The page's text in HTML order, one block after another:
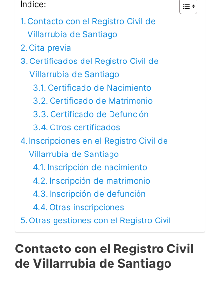
Índice:
Contacto con el Registro Civil de
Villarrubia de Santiago
Cita previa
Certificados del Registro Civil de
Villarrubia de Santiago
Certificado de Nacimiento
Certificado de Matrimonio
Certificado de Defunción
Otros certificados
Inscripciones en el Registro Civil de
Villarrubia de Santiago
Inscripción de nacimiento
Inscripción de matrimonio
Inscripción de defunción
Otras inscripciones
Otras gestiones con el Registro Civil
Contacto con el Registro Civil
de Villarrubia de Santiago